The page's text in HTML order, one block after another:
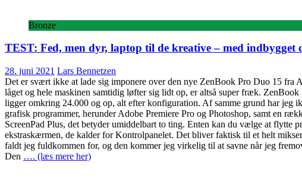
Bronze
TEST: Fed, men dyr, laptop til de kreative – med indbygget
28. juni 2021 Lars Bennetzen
Det er svært ikke at lade sig imponere over den nye ZenBook Pro Duo 15 fra
låget og hele maskinen samtidig løfter sig lidt op, er altså super fræk.
ligger omkring 24.000 og op, alt efter konfiguration. Af samme grund har jeg
grafisk programmer, herunder Adobe Premiere Pro og Photoshop, samt en
ScreenPad Plus, det betyder umiddelbart to ting. Enten kan du vælge at flytte
ekstraskærmen, de kalder for Kontrolpanelet. Det bliver faktisk til et helt
faldt jeg fuldkommen for, og den kommer jeg virkelig til at savne når jeg
Den …. (læs mere her)